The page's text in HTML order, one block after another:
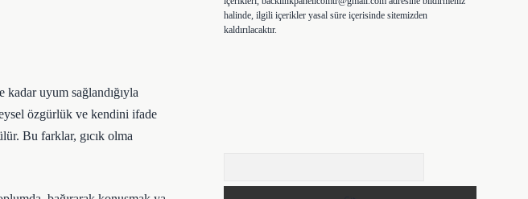
uyum sağlandığıyla
özgürlük ve kendini ifade
Bu farklar, gıcık olma
halinde, ilgili içerikler yasal süre içerisinde sitemizden
kaldırılacaktır.